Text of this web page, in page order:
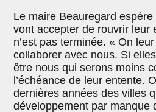
Le maire Beauregard
vont accepter de rouvrir leur
n’est pas terminée. « On
collaborer avec nous. Si
être nous qui serons moins
l’échéance de leur entente.
dernières années des villes
développement par manque